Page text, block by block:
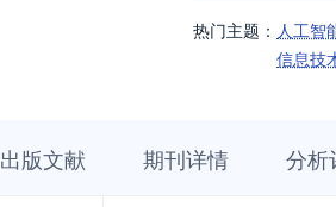
热门主题： 人工智
信息技
出版文献 期刊详情 分析